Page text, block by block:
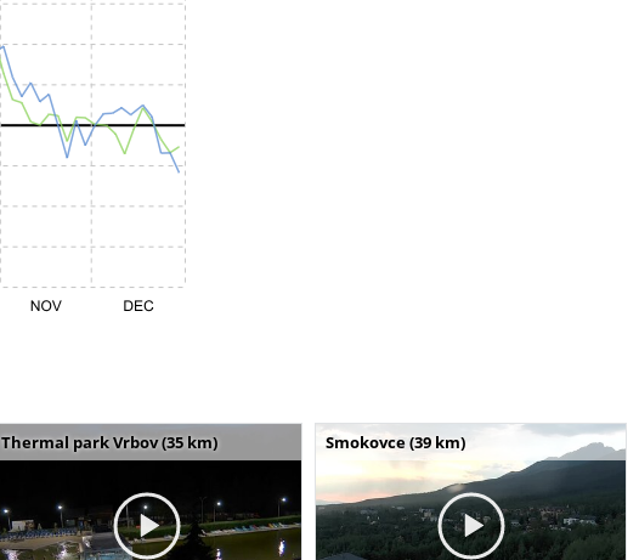
Thermal park Vrbov (35 km) Smokovce (39 km)